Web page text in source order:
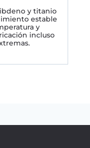
y titanio
estable
y
incluso